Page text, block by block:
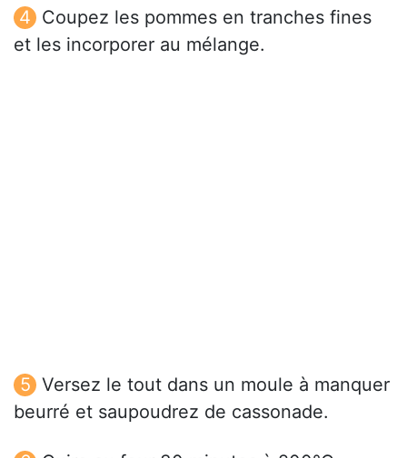
Coupez les pommes en tranches fines
et les incorporer au mélange.
Versez le tout dans un moule à manquer
beurré et saupoudrez de cassonade.